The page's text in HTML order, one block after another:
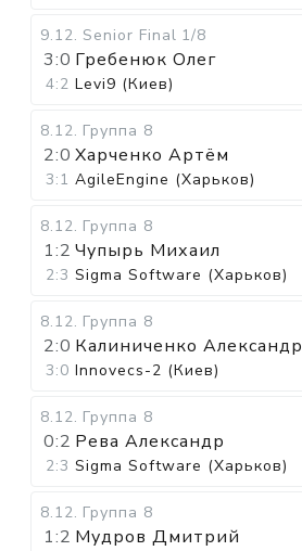
9.12. Senior Final 1/8
3:0 Гребенюк Олег
4:2 Levi9 (Киев)
8.12. Группа 8
2:0 Харченко Артём
3:1 AgileEngine (Харьков)
8.12. Группа 8
1:2 Чупырь Михаил
2:3 Sigma Software (Харьков)
8.12. Группа 8
2:0 Калиниченко Александр
3:0 Innovecs-2 (Киев)
8.12. Группа 8
0:2 Рева Александр
2:3 Sigma Software (Харьков)
8.12. Группа 8
1:2 Мудров Дмитрий